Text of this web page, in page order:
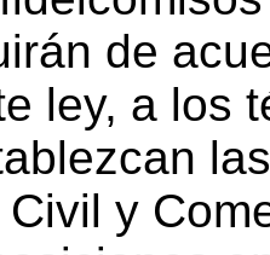
de
ley, a los
y